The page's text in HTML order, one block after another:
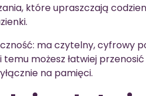
które upraszczają
ma czytelny, cyfrowy
możesz łatwiej
na pamięci.